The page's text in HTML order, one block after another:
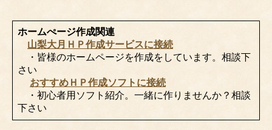
ホームぺージ作成関連
山梨大月ＨＰ作成サービスに接続
・皆様のホームページを作成をしています。相談下
さい
おすすめＨＰ作成ソフトに接続
・初心者用ソフト紹介。一緒に作りませんか？相談
下さい